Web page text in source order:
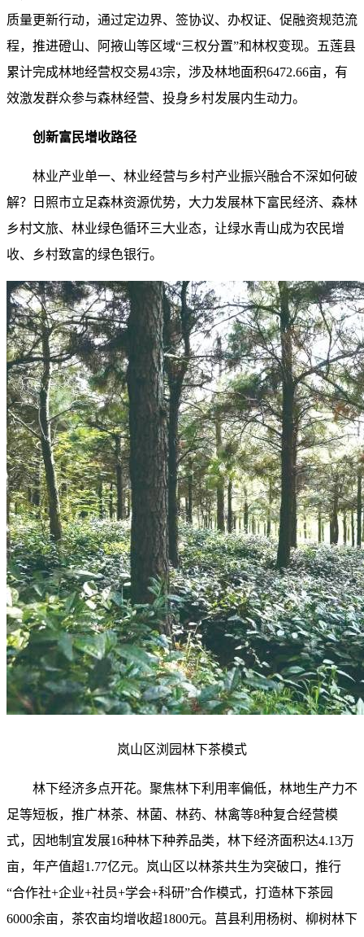
质量更新行动，通过定边界、签协议、办权证、促融资规范流
程，推进磴山、阿掖山等区域“三权分置”和林权变现。五莲县
累计完成林地经营权交易43宗，涉及林地面积6472.66亩，有
效激发群众参与森林经营、投身乡村发展内生动力。
创新富民增收路径
林业产业单一、林业经营与乡村产业振兴融合不深如何破
解？日照市立足森林资源优势，大力发展林下富民经济、森林
乡村文旅、林业绿色循环三大业态，让绿水青山成为农民增
收、乡村致富的绿色银行。
岚山区浏园林下茶模式
林下经济多点开花。聚焦林下利用率偏低，林地生产力不
足等短板，推广林茶、林菌、林药、林禽等8种复合经营模
式，因地制宜发展16种林下种养品类，林下经济面积达4.13万
亩，年产值超1.77亿元。岚山区以林茶共生为突破口，推行
“合作社+企业+社员+学会+科研”合作模式，打造林下茶园
6000余亩，茶农亩均增收超1800元。莒县利用杨树、柳树林下